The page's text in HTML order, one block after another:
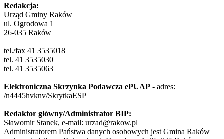
Redakcja:
Urząd Gminy Raków
ul. Ogrodowa 1
26-035 Raków
tel./fax 41 3535018
tel. 41 3535030
tel. 41 3535063
Elektroniczna Skrzynka Podawcza ePUAP - adres:
/n4445hvknv/SkrytkaESP
Redaktor główny/Administrator BIP:
Sławomir Stanek, e-mail: urzad@rakow.pl
Administratorem Państwa danych osobowych jest Gmina Raków